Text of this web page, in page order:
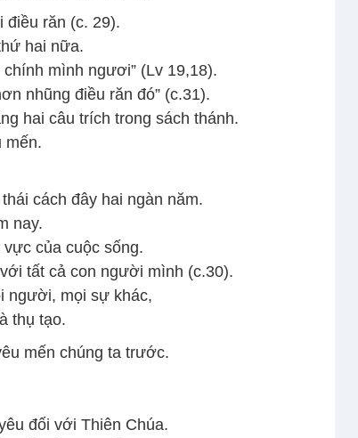
điều răn (c. 29).
hai nữa.
mình ngươi” (Lv 19,18).
nhũng điều răn đó” (c.31).
hai câu trích trong sách thánh.
mến.
cách đây hai ngàn năm.
nay.
của cuộc sống.
tất cả con người mình (c.30).
người, mọi sự khác,
thụ tạo.
mến chúng ta trước.
đối với Thiên Chúa.